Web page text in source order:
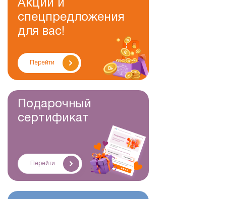
Акции и
спецпредложения
для вас!
Перейти
Подарочный
сертификат
Перейти